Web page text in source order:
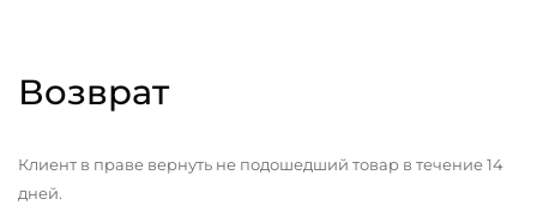
Возврат
Клиент в праве вернуть не подошедший товар в течение 14
дней.